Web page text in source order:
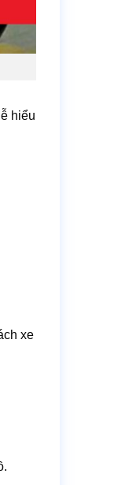
hiểu
xe